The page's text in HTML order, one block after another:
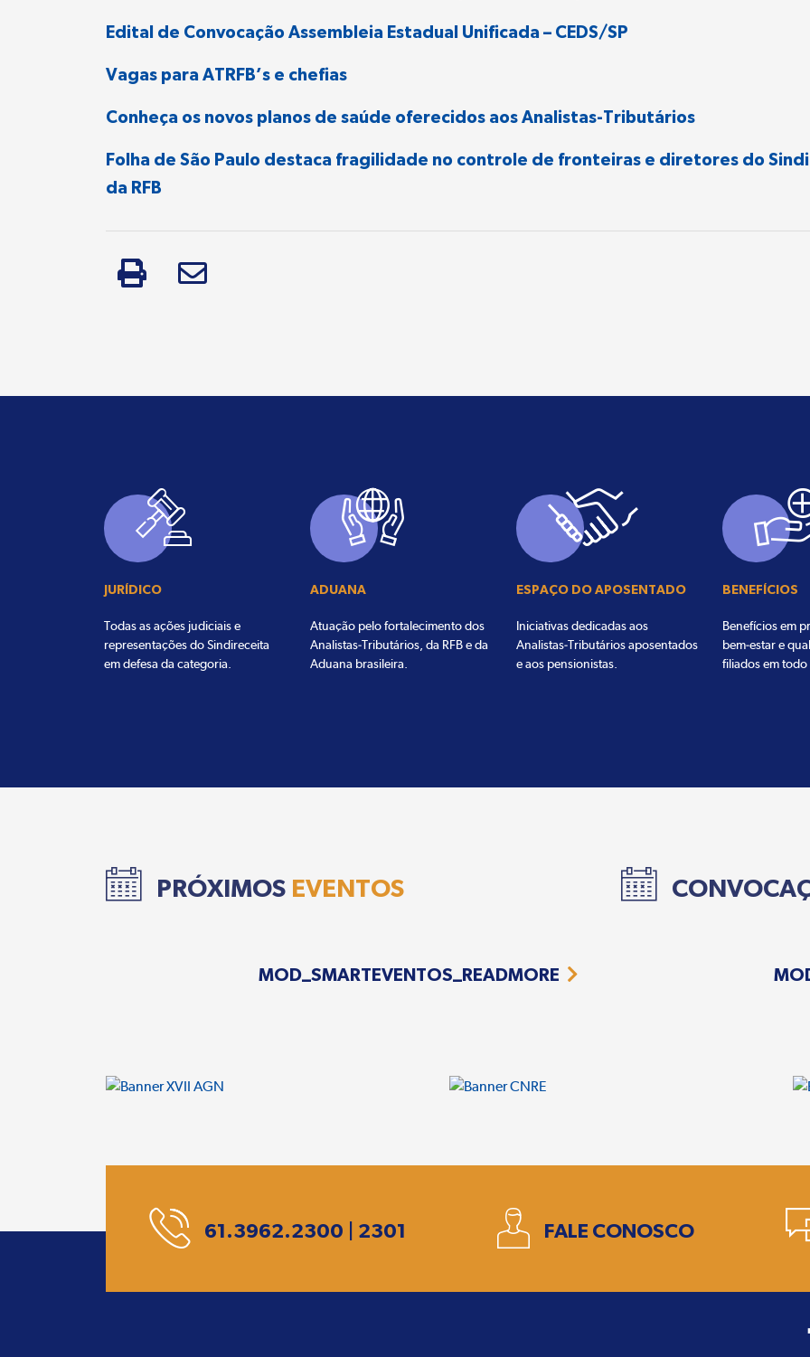
Edital de Convocação Assembleia Estadual Unificada – CEDS/SP
Vagas para ATRFB’s e chefias
Conheça os novos planos de saúde oferecidos aos Analistas-Tributários
Folha de São Paulo destaca fragilidade no controle de fronteiras e diretores do
da RFB
JURÍDICO
Todas as ações judiciais e
representações do Sindireceita
em defesa da categoria.
ADUANA
Atuação pelo fortalecimento dos
Analistas-Tributários, da RFB e da
Aduana brasileira.
ESPAÇO DO APOSENTADO
Iniciativas dedicadas aos
Analistas-Tributários aposentados
e aos pensionistas.
BENEFÍCIOS
Benefícios em
bem-estar e
filiados em todo
PRÓXIMOS EVENTOS
MOD_SMARTEVENTOS_READMORE
61.3962.2300 | 2301 FALE CONOSCO